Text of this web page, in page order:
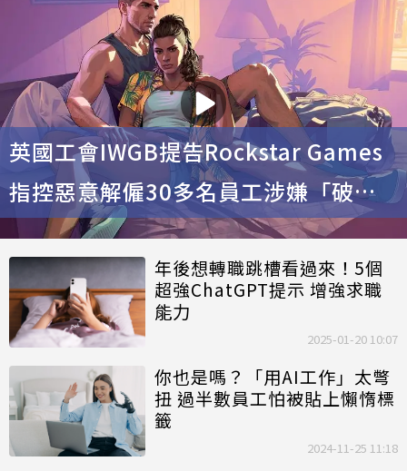
英國工會IWGB提告Rockstar Games
指控惡意解僱30多名員工涉嫌「破壞
工會」
年後想轉職跳槽看過來！5個
超強ChatGPT提示 增強求職
能力
2025-01-20 10:07
你也是嗎？「用AI工作」太彆
扭 過半數員工怕被貼上懶惰標
籤
2024-11-25 11:18